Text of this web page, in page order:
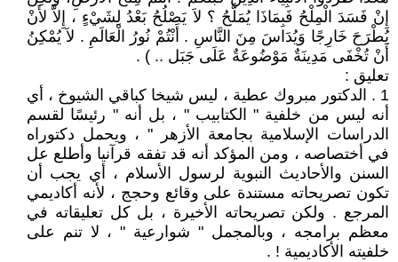
إِنْ فَسَدَ الْمِلْحُ فَبِمَاذَا يُمَلَّحُ ؟ لاَ يَصْلُحُ بَعْدُ لِشَيْءٍ ، إِلاَّ لأَنْ
يُطْرَحَ خَارِجًا وَيُدَاسَ مِنَ النَّاسِ . أَنْتُمْ نُورُ الْعَالَمِ . لاَ يُمْكِنُ
أَنْ تُخْفَى مَدِينَةٌ مَوْضُوعَةٌ عَلَى جَبَل .. ) .
تعليق :
1 . الدكتور مبروك عطية ، ليس شيخا كباقي الشيوخ ، أي
أنه ليس من خلفية " الكتابيب " ، بل أنه " رئيسًا لقسم
الدراسات الإسلامية بجامعة الأزهر " ، ويحمل دكتوراه
في أختصاصه ، ومن المؤكد أنه قد تفقه قرآنيا وأطلع عل
السنن والأحاديث النبوية لرسول الأسلام ، أي يجب أن
تكون تصريحاته مستندة على وقائع وحجج ، لأنه أكاديمي
المرجع . ولكن تصريحاته الأخيرة ، بل كل تعليقاته في
معظم برامجه ، وبالمجمل " شوارعية " ، لا تنم على
خلفيته الأكاديمية ! .